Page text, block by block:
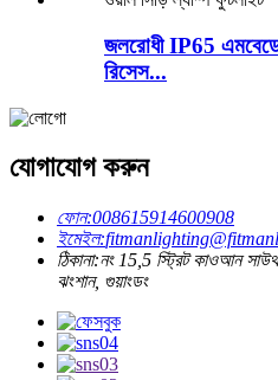
জলরোধী IP65
রিসেস...
যোগাযোগ করুন
ফোন:008615914600908
ইমেইল:
ঠিকানা:নং 15,5 স্ট্রিট কাওআন সাউথ
ঝংশান, গুয়াংডং